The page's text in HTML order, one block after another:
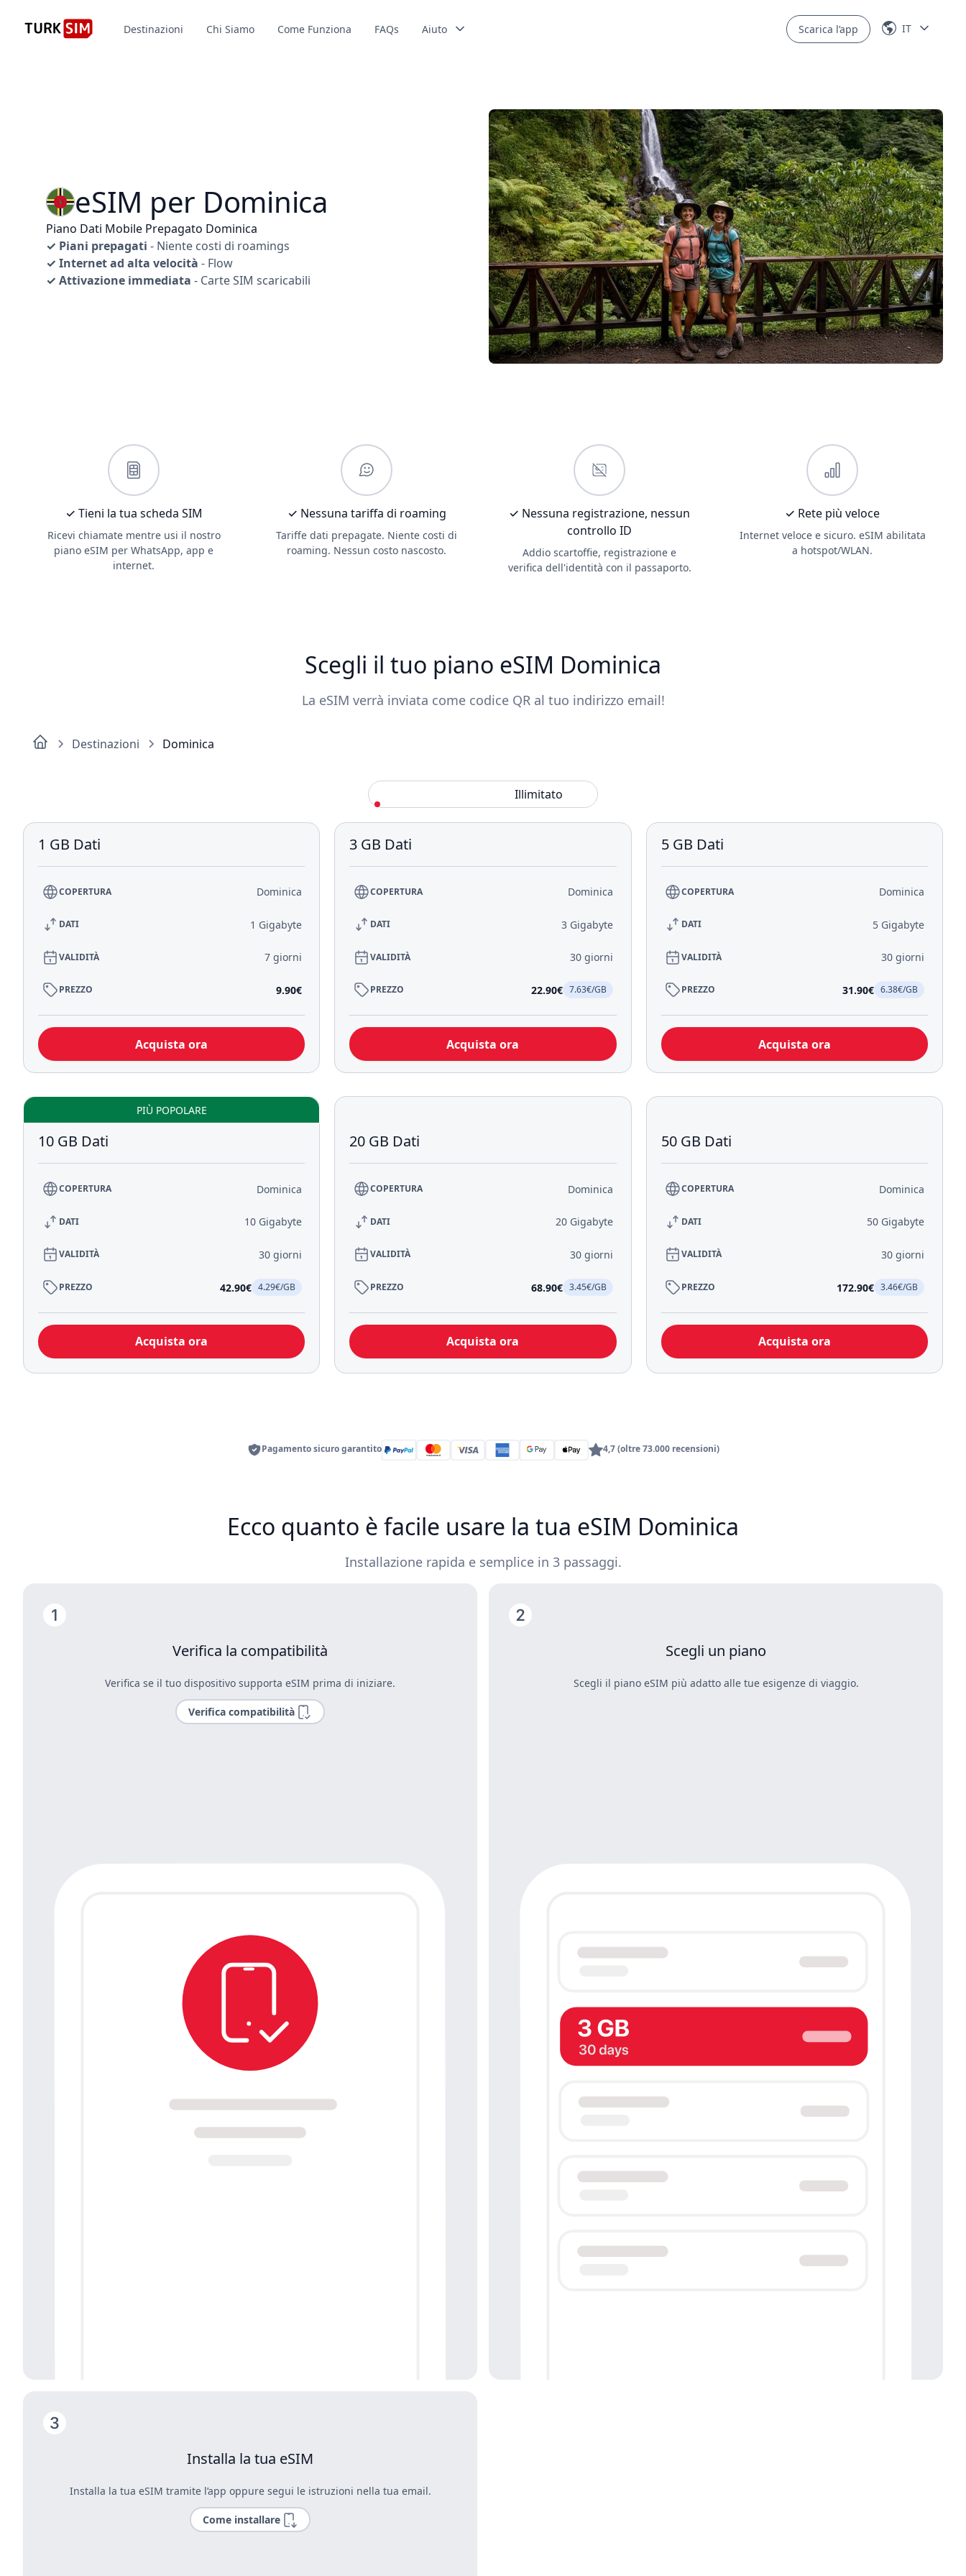
Destinazioni Chi Siamo Come Funziona FAQs Aiuto Scarica l’app IT
eSIM per Dominica
Piano Dati Mobile Prepagato Dominica
✓ Piani prepagati - Niente costi di roamings
✓ Internet ad alta velocità - Flow
✓ Attivazione immediata - Carte SIM scaricabili
✓ Tieni la tua scheda SIM
Ricevi chiamate mentre usi il nostro
piano eSIM per WhatsApp, app e
internet.
✓ Nessuna tariffa di roaming
Tariffe dati prepagate. Niente costi di
roaming. Nessun costo nascosto.
✓ Nessuna registrazione, nessun
controllo ID
Addio scartoffie, registrazione e
verifica dell'identità con il passaporto.
✓ Rete più veloce
Internet veloce e sicuro. eSIM abilitata
a hotspot/WLAN.
Scegli il tuo piano eSIM Dominica
La eSIM verrà inviata come codice QR al tuo indirizzo email!
Destinazioni Dominica
Illimitato
1 GB Dati
COPERTURA Dominica
DATI 1 Gigabyte
VALIDITÀ 7 giorni
PREZZO 9.90€
Acquista ora
3 GB Dati
COPERTURA Dominica
DATI 3 Gigabyte
VALIDITÀ 30 giorni
PREZZO 22.90€ 7.63€/GB
Acquista ora
5 GB Dati
COPERTURA Dominica
DATI 5 Gigabyte
VALIDITÀ 30 giorni
PREZZO 31.90€ 6.38€/GB
Acquista ora
PIÙ POPOLARE
10 GB Dati
COPERTURA Dominica
DATI 10 Gigabyte
VALIDITÀ 30 giorni
PREZZO 42.90€ 4.29€/GB
Acquista ora
20 GB Dati
COPERTURA Dominica
DATI 20 Gigabyte
VALIDITÀ 30 giorni
PREZZO 68.90€ 3.45€/GB
Acquista ora
50 GB Dati
COPERTURA Dominica
DATI 50 Gigabyte
VALIDITÀ 30 giorni
PREZZO 172.90€ 3.46€/GB
Acquista ora
Pagamento sicuro garantito 4,7 (oltre 73.000 recensioni)
Ecco quanto è facile usare la tua eSIM Dominica
Installazione rapida e semplice in 3 passaggi.
Verifica la compatibilità
Verifica se il tuo dispositivo supporta eSIM prima di iniziare.
Verifica compatibilità
Scegli un piano
Scegli il piano eSIM più adatto alle tue esigenze di viaggio.
Installa la tua eSIM
Installa la tua eSIM tramite l’app oppure segui le istruzioni nella tua email.
Come installare